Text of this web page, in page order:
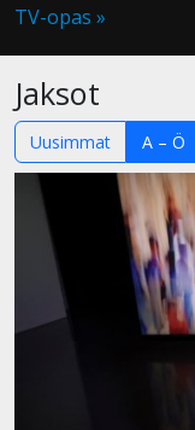
TV-opas »
Jaksot
Uusimmat A – Ö